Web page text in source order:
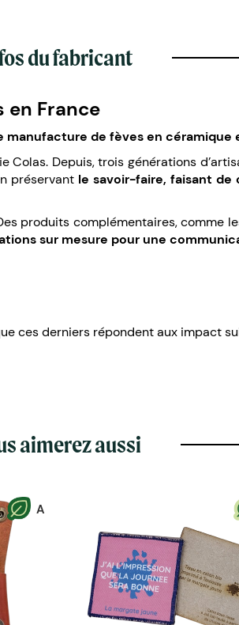
du fabricant
en France
manufacture de fèves en céramique
Colas. Depuis, trois générations
préservant le savoir-faire, faisant
produits complémentaires, comme
sur mesure pour une
ces derniers répondent aux impact
aimerez aussi
A